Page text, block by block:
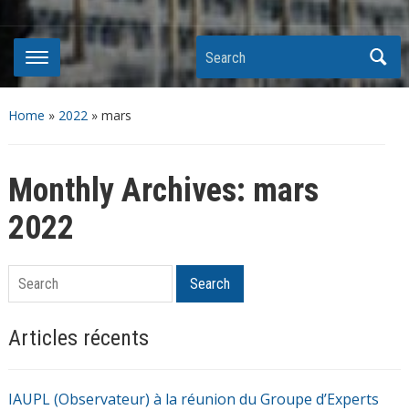
Search
Home » 2022» mars
Monthly Archives: mars
2022
Search Search
Articles récents
IAUPL (Observateur) à la réunion du Groupe d’Experts